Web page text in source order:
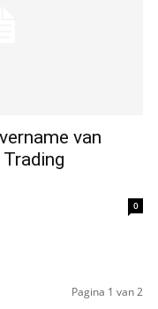
van
0
Pagina 1 van 2